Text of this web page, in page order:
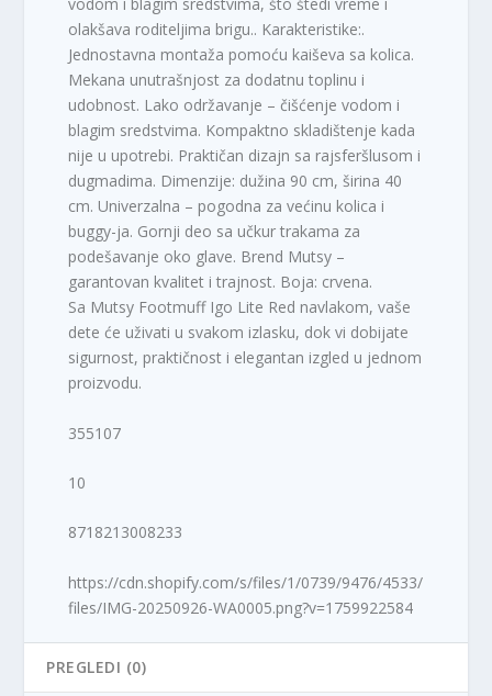
olakšava roditeljima brigu.. Karakteristike:.
Jednostavna montaža pomoću kaiševa sa kolica.
Mekana unutrašnjost za dodatnu toplinu i
udobnost. Lako održavanje – čišćenje vodom i
blagim sredstvima. Kompaktno skladištenje kada
nije u upotrebi. Praktičan dizajn sa rajsferšlusom i
dugmadima. Dimenzije: dužina 90 cm, širina 40
cm. Univerzalna – pogodna za većinu kolica i
buggy-ja. Gornji deo sa učkur trakama za
podešavanje oko glave. Brend Mutsy –
garantovan kvalitet i trajnost. Boja: crvena.
Sa Mutsy Footmuff Igo Lite Red navlakom, vaše
dete će uživati u svakom izlasku, dok vi dobijate
sigurnost, praktičnost i elegantan izgled u jednom
proizvodu.
355107
10
8718213008233
https://cdn.shopify.com/s/files/1/0739/9476/4533/
files/IMG-20250926-WA0005.png?v=1759922584
PREGLEDI (0)